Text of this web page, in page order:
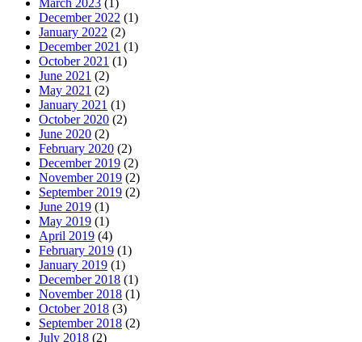
December 2022 (1)
January 2022 (2)
December 2021 (1)
October 2021 (1)
June 2021 (2)
May 2021 (2)
January 2021 (1)
October 2020 (2)
June 2020 (2)
February 2020 (2)
December 2019 (2)
November 2019 (2)
September 2019 (2)
June 2019 (1)
May 2019 (1)
April 2019 (4)
February 2019 (1)
January 2019 (1)
December 2018 (1)
November 2018 (1)
October 2018 (3)
September 2018 (2)
July 2018 (2)